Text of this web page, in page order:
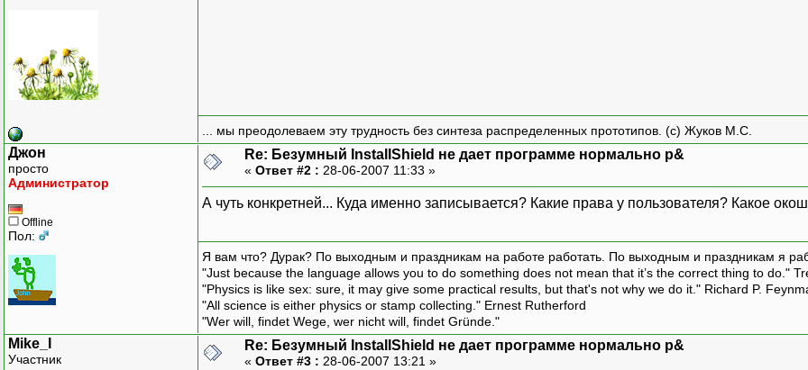
... мы преодолеваем эту трудность без синтеза распределенных прототипов. (с) Жуков М.С.
Джон
просто
Администратор
Offline
Пол:
Re: Безумный InstallShield не дает программе нормально р&
« Ответ #2 : 28-06-2007 11:33 »
А чуть конкретней... Куда именно записывается? Какие права у пользователя? Какое
Я вам что? Дурак? По выходным и праздникам на работе работать. По выходным и праздникам я
"Just because the language allows you to do something does not mean that it’s the correct thing to do."
"Physics is like sex: sure, it may give some practical results, but that's not why we do it." Richard P.
"All science is either physics or stamp collecting." Ernest Rutherford
"Wer will, findet Wege, wer nicht will, findet Gründe."
Mike_I
Участник
Re: Безумный InstallShield не дает программе нормально р&
« Ответ #3 : 28-06-2007 13:21 »